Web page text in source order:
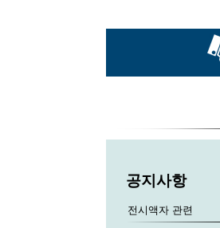
공지사항
전시액자 관련